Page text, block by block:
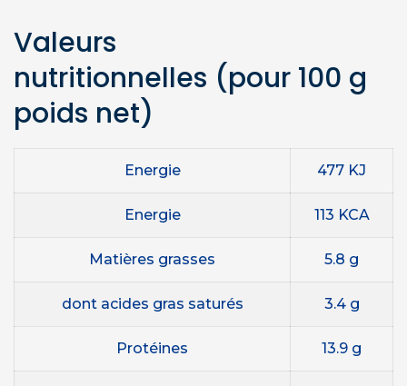
Valeurs
nutritionnelles (pour 100 g
poids net)
Energie 477 KJ
Energie 113 KCA
Matières grasses 5.8 g
dont acides gras saturés 3.4 g
Protéines 13.9 g